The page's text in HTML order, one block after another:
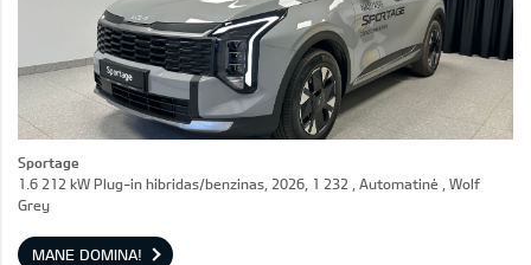
Sportage
1.6 212 kW Plug-in hibridas/benzinas, 2026, 1 232 , Automatinė , Wolf
Grey
MANE DOMINA!